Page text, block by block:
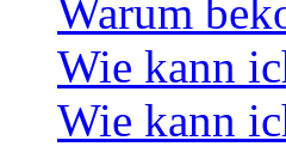
Warum
Wie kann
Wie kann